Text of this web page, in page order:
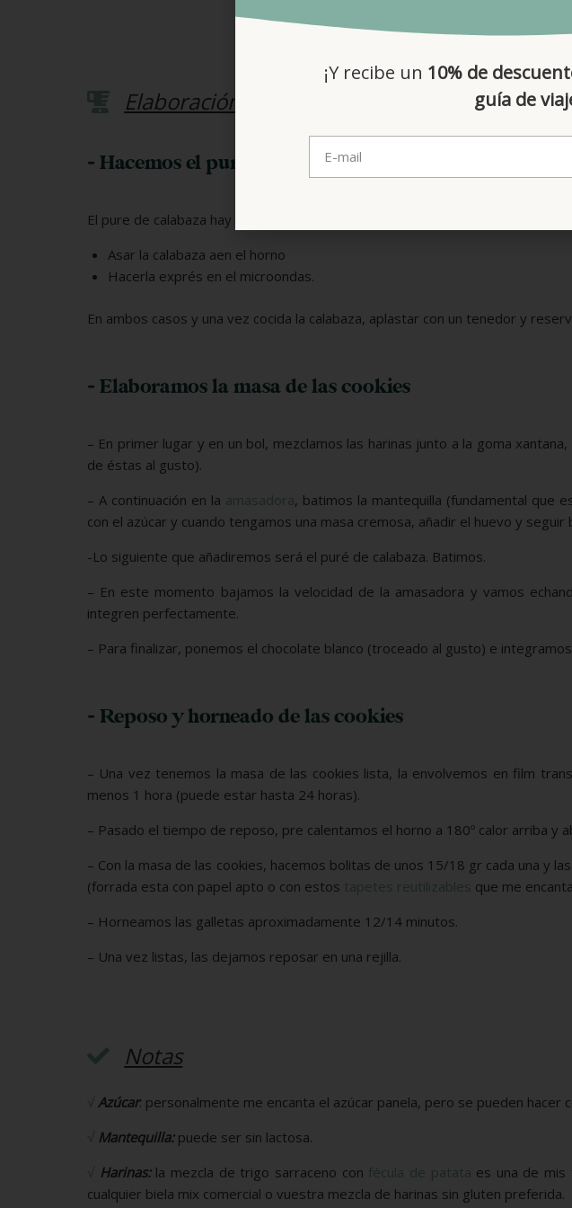
Elaboración
- Hacemos el puré de calabaza
El pure de calabaza hay que tenerlo hecho con antelación. Para ello, podemos
Asar la calabaza aen el horno
Hacerla exprés en el microondas.
En ambos casos y una vez cocida la calabaza, aplastar con un tenedor y
- Elaboramos la masa de las cookies
– En primer lugar y en un bol, mezclamos las harinas junto a la goma
de éstas al gusto).
– A continuación en la amasadora, batimos la mantequilla (fundamental que
con el azúcar y cuando tengamos una masa cremosa, añadir el huevo y seguir
-Lo siguiente que añadiremos será el puré de calabaza. Batimos.
– En este momento bajamos la velocidad de la amasadora y vamos
integren perfectamente.
– Para finalizar, ponemos el chocolate blanco (troceado al gusto) e
- Reposo y horneado de las cookies
– Una vez tenemos la masa de las cookies lista, la envolvemos en film
menos 1 hora (puede estar hasta 24 horas).
– Pasado el tiempo de reposo, pre calentamos el horno a 180º calor arriba y
– Con la masa de las cookies, hacemos bolitas de unos 15/18 gr cada una y
(forrada esta con papel apto o con estos tapetes reutilizables que me
– Horneamos las galletas aproximadamente 12/14 minutos.
– Una vez listas, las dejamos reposar en una rejilla.
Notas
√ Azúcar: personalmente me encanta el azúcar panela, pero se pueden hacer
√ Mantequilla:puede ser sin lactosa.
√ Harinas: la mezcla de trigo sarraceno con fécula de patata es una de mis
cualquier biela mix comercial o vuestra mezcla de harinas sin gluten preferida.
¡Y recibe un 10% de
guía de